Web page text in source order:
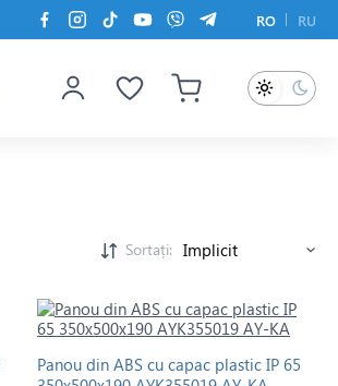
RO RU
Sortați:
Panou din ABS cu capac plastic IP 65